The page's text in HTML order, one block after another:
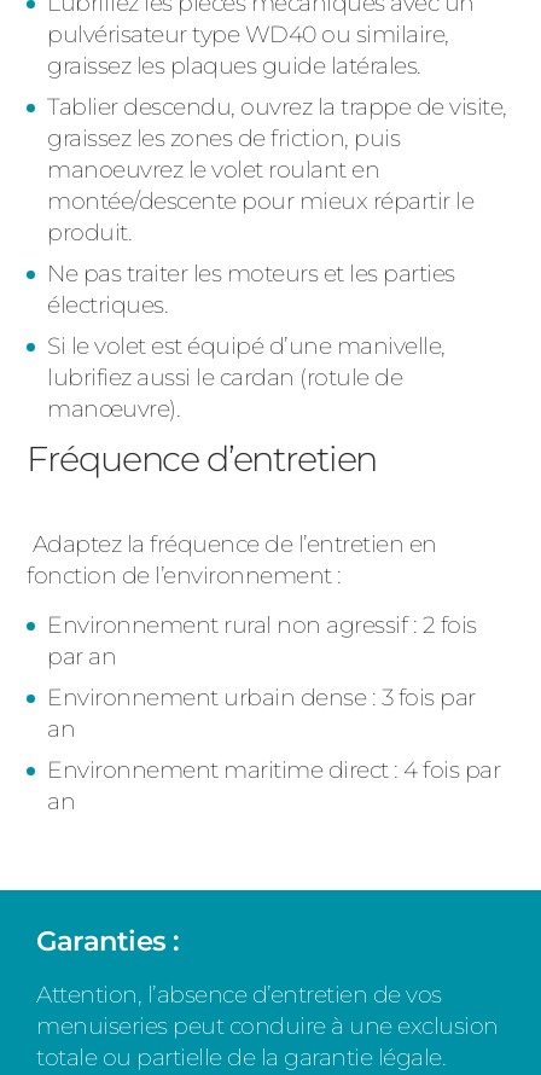
pulvérisateur type WD40 ou similaire,
graissez les plaques guide latérales.
Tablier descendu, ouvrez la trappe de visite,
graissez les zones de friction, puis
manoeuvrez le volet roulant en
montée/descente pour mieux répartir le
produit.
Ne pas traiter les moteurs et les parties
électriques.
Si le volet est équipé d’une manivelle,
lubrifiez aussi le cardan (rotule de
manœuvre).
Fréquence d’entretien
Adaptez la fréquence de l’entretien en
fonction de l’environnement :
Environnement rural non agressif : 2 fois
par an
Environnement urbain dense : 3 fois par
an
Environnement maritime direct : 4 fois par
an
Garanties :
Attention, l’absence d’entretien de vos
menuiseries peut conduire à une exclusion
totale ou partielle de la garantie légale.